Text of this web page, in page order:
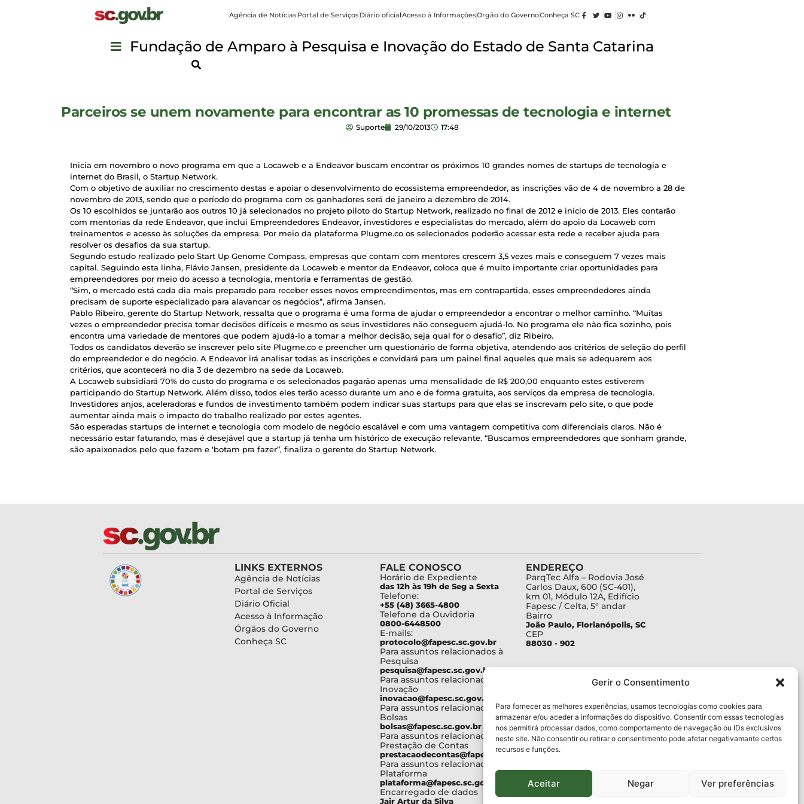
Gerir o Consentimento
Para fornecer as melhores experiências, usamos tecnologias como cookies para
armazenar e/ou aceder a informações do dispositivo. Consentir com essas tecnologias
nos permitirá processar dados, como comportamento de navegação ou IDs exclusivos
neste site. Não consentir ou retirar o consentimento pode afetar negativamante certos
recursos e funções.
Aceitar Negar Ver preferências
Agência de NotíciasPortal de ServiçosDiário oficialAcesso à InformaçõesOrgão do GovernoConheça SC
Fundação de Amparo à Pesquisa e Inovação do Estado de Santa Catarina
Parceiros se unem novamente para encontrar as 10 promessas de tecnologia e internet
Suporte 29/10/2013 17:48
Inicia em novembro o novo programa em que a Locaweb e a Endeavor buscam encontrar os próximos 10 grandes nomes de startups de tecnologia e
internet do Brasil, o Startup Network.
Com o objetivo de auxiliar no crescimento destas e apoiar o desenvolvimento do ecossistema empreendedor, as inscrições vão de 4 de novembro a 28 de
novembro de 2013, sendo que o período do programa com os ganhadores será de janeiro a dezembro de 2014.
Os 10 escolhidos se juntarão aos outros 10 já selecionados no projeto piloto do Startup Network, realizado no final de 2012 e início de 2013. Eles contarão
com mentorias da rede Endeavor, que inclui Empreendedores Endeavor, investidores e especialistas do mercado, além do apoio da Locaweb com
treinamentos e acesso às soluções da empresa. Por meio da plataforma Plugme.co os selecionados poderão acessar esta rede e receber ajuda para
resolver os desafios da sua startup.
Segundo estudo realizado pelo Start Up Genome Compass, empresas que contam com mentores crescem 3,5 vezes mais e conseguem 7 vezes mais
capital. Seguindo esta linha, Flávio Jansen, presidente da Locaweb e mentor da Endeavor, coloca que é muito importante criar oportunidades para
empreendedores por meio do acesso a tecnologia, mentoria e ferramentas de gestão.
“Sim, o mercado está cada dia mais preparado para receber esses novos empreendimentos, mas em contrapartida, esses empreendedores ainda
precisam de suporte especializado para alavancar os negócios”, afirma Jansen.
Pablo Ribeiro, gerente do Startup Network, ressalta que o programa é uma forma de ajudar o empreendedor a encontrar o melhor caminho. “Muitas
vezes o empreendedor precisa tomar decisões difíceis e mesmo os seus investidores não conseguem ajudá-lo. No programa ele não fica sozinho, pois
encontra uma variedade de mentores que podem ajudá-lo a tomar a melhor decisão, seja qual for o desafio”, diz Ribeiro.
Todos os candidatos deverão se inscrever pelo site Plugme.co e preencher um questionário de forma objetiva, atendendo aos critérios de seleção do perfil
do empreendedor e do negócio. A Endeavor irá analisar todas as inscrições e convidará para um painel final aqueles que mais se adequarem aos
critérios, que acontecerá no dia 3 de dezembro na sede da Locaweb.
A Locaweb subsidiará 70% do custo do programa e os selecionados pagarão apenas uma mensalidade de R$ 200,00 enquanto estes estiverem
participando do Startup Network. Além disso, todos eles terão acesso durante um ano e de forma gratuita, aos serviços da empresa de tecnologia.
Investidores anjos, aceleradoras e fundos de investimento também podem indicar suas startups para que elas se inscrevam pelo site, o que pode
aumentar ainda mais o impacto do trabalho realizado por estes agentes.
São esperadas startups de internet e tecnologia com modelo de negócio escalável e com uma vantagem competitiva com diferenciais claros. Não é
necessário estar faturando, mas é desejável que a startup já tenha um histórico de execução relevante. “Buscamos empreendedores que sonham grande,
são apaixonados pelo que fazem e ‘botam pra fazer”, finaliza o gerente do Startup Network.
LINKS EXTERNOS
Agência de Notícias
Portal de Serviços
Diário Oficial
Acesso à Informação
Órgãos do Governo
Conheça SC
FALE CONOSCO
Horário de Expediente
das 12h às 19h de Seg a Sexta
Telefone:
+55 (48) 3665-4800
Telefone da Ouvidoria
0800-6448500
E-mails:
protocolo@fapesc.sc.gov.br
Para assuntos relacionados à
Pesquisa
pesquisa@fapesc.sc.gov.br
Para assuntos relacionados à
Inovação
inovacao@fapesc.sc.gov.br
Para assuntos relacionados à
Bolsas
bolsas@fapesc.sc.gov.br
Para assuntos relacionados à
Prestação de Contas
prestacaodecontas@fapesc.sc.gov.br
Para assuntos relacionados à
Plataforma
plataforma@fapesc.sc.gov.br
Encarregado de dados
Jair Artur da Silva
ENDEREÇO
ParqTec Alfa – Rodovia José
Carlos Daux, 600 (SC-401),
km 01, Módulo 12A, Edifício
Fapesc / Celta, 5° andar
Bairro
João Paulo, Florianópolis, SC
CEP
88030 - 902